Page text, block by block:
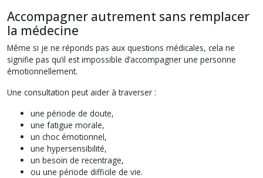
Accompagner autrement sans remplacer
la médecine
Même si je ne réponds pas aux questions médicales, cela ne
signifie pas qu’il est impossible d’accompagner une personne
émotionnellement.
Une consultation peut aider à traverser :
une période de doute,
une fatigue morale,
un choc émotionnel,
une hypersensibilité,
un besoin de recentrage,
ou une période difficile de vie.